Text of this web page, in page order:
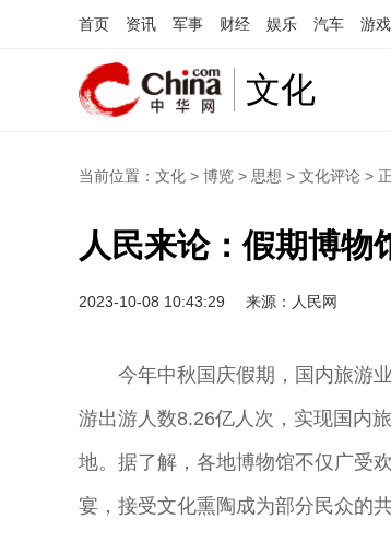
首页 资讯 军事 财经 娱乐 汽车 游戏
文化
当前位置： 文化 > 博览 > 思想 > 文化评论 >
人民来论：假期博物
2023-10-08 10:43:29 来源：人民网
今年中秋国庆假期，国内旅游
游出游人数8.26亿人次，实现国内
地。据了解，各地博物馆不仅广受
宴，接受文化熏陶成为部分民众的